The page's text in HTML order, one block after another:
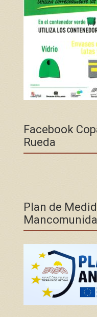
Facebook
Rueda
Plan de